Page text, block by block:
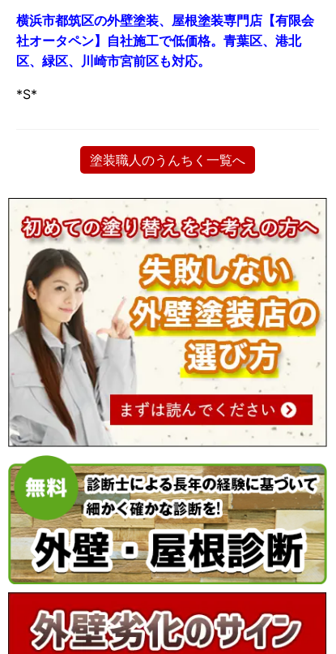
横浜市都筑区の外壁塗装、屋根塗装専門店【有限会
社オータペン】自社施工で低価格。青葉区、港北
区、緑区、川崎市宮前区も対応。
*S*
塗装職人のうんちく一覧へ